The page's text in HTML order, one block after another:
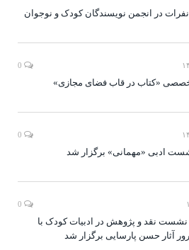
در انجمن نویسندگان کودک و نوجوان
«کتاب در قاب فضای مجازی»
ادبی «مهمانی» برگزار شد
نقد و پژوهش در ادبیات کودک با
آثار حسن پارسایی برگزار شد